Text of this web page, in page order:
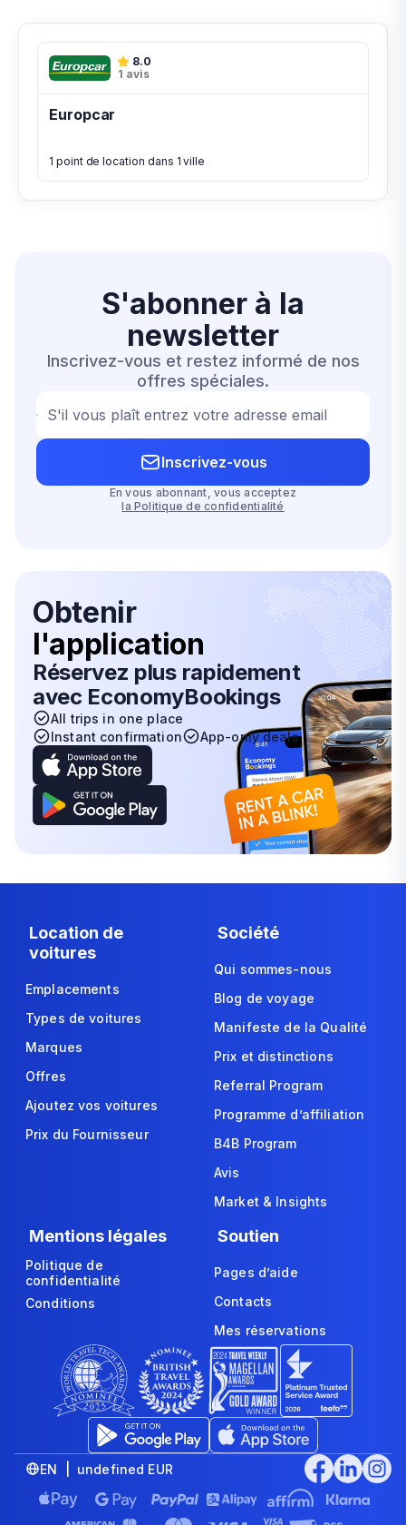
8.0
1 avis
Europcar
1 point de location dans 1 ville
S'abonner à la
newsletter
Inscrivez-vous et restez informé de nos
offres spéciales.
S'il vous plaît entrez votre adresse email
Inscrivez-vous
En vous abonnant, vous acceptez
la Politique de confidentialité
Obtenir
l'application
Réservez plus rapidement
avec EconomyBookings
All trips in one place
Instant confirmation
App-only deals
Location de
voitures
Emplacements
Types de voitures
Marques
Offres
Ajoutez vos voitures
Prix du Fournisseur
Société
Qui sommes-nous
Blog de voyage
Manifeste de la Qualité
Prix et distinctions
Referral Program
Programme d’affiliation
B4B Program
Avis
Market & Insights
Mentions légales
Politique de
confidentialité
Conditions
Soutien
Pages d’aide
Contacts
Mes réservations
EN | undefined EUR